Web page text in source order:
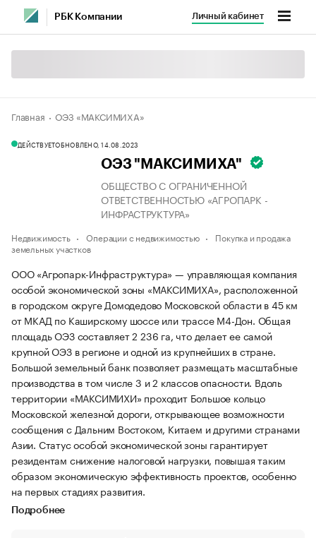
РБК Компании Личный кабинет
Главная ОЭЗ «МАКСИМИХА»
ДЕЙСТВУЕТОБНОВЛЕНО, 14.08.2023
ОЭЗ "МАКСИМИХА"
ОБЩЕСТВО С ОГРАНИЧЕННОЙ
ОТВЕТСТВЕННОСТЬЮ «АГРОПАРК -
ИНФРАСТРУКТУРА»
Недвижимость Операции с недвижимостью
Покупка и продажа
земельных участков
ООО «Агропарк-Инфраструктура» — управляющая компания
особой экономической зоны «МАКСИМИХА», расположенной
в городском округе Домодедово Московской области в 45 км
от МКАД по Каширскому шоссе или трассе М4-Дон. Общая
площадь ОЭЗ составляет 2 236 га, что делает ее самой
крупной ОЭЗ в регионе и одной из крупнейших в стране.
Большой земельный банк позволяет размещать масштабные
производства в том числе 3 и 2 классов опасности. Вдоль
территории «МАКСИМИХИ» проходит Большое кольцо
Московской железной дороги, открывающее возможности
сообщения с Дальним Востоком, Китаем и другими странами
Азии. Статус особой экономической зоны гарантирует
резидентам снижение налоговой нагрузки, повышая таким
образом экономическую эффективность проектов, особенно
на первых стадиях развития.
Подробнее